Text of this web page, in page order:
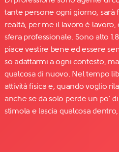
Facebook
YouTube
Instagram
TikTok
tante persone ogni giorno, sarà
realtà, per me il lavoro è
sfera professionale. Sono alto
piace vestire bene ed essere
so adattarmi a ogni contesto,
qualcosa di nuovo. Nel tempo
attività fisica e, quando voglio
anche se da solo perde un po’
stimola e lascia qualcosa